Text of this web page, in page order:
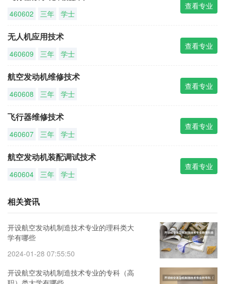
460602 三年 学士
查看专业
无人机应用技术
460609 三年 学士
查看专业
航空发动机维修技术
460608 三年 学士
查看专业
飞行器维修技术
460607 三年 学士
查看专业
航空发动机装配调试技术
460604 三年 学士
查看专业
相关资讯
开设航空发动机制造技术专业的理科类大
学有哪些
2024-01-28 07:55:50
开设航空发动机制造技术专业的专科（高